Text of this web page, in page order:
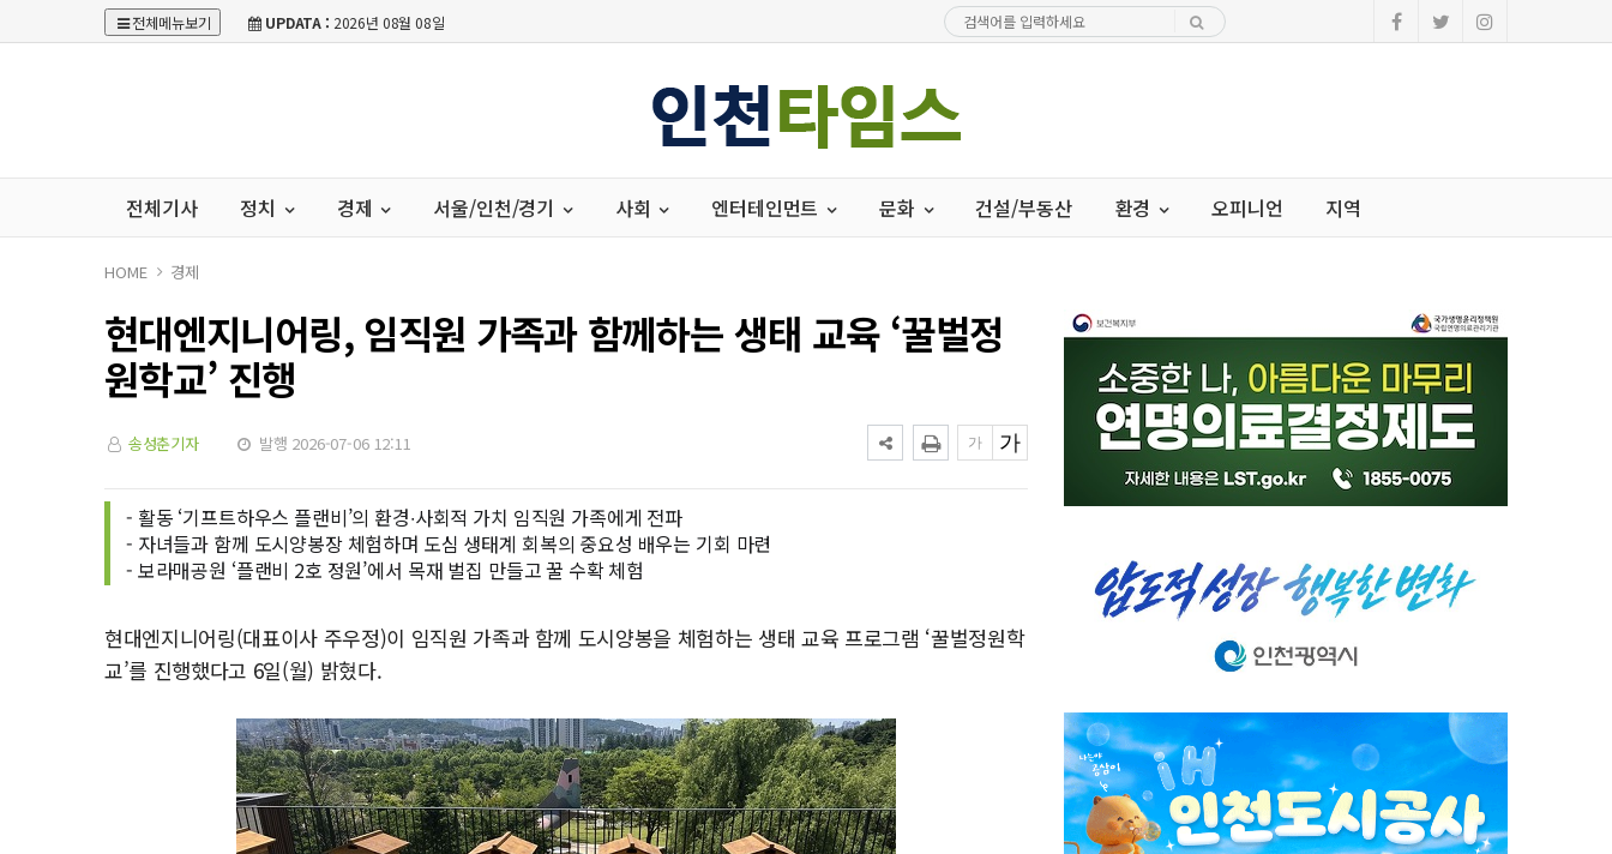
전체메뉴보기 UPDATA : 2026년 08월 08일
전체기사 정치 경제 서울/인천/경기 사회 엔터테인먼트 문화 건설/부동산 환경 오피니언 지역
HOME 경제
현대엔지니어링, 임직원 가족과 함께하는 생태 교육 ‘꿀벌정
원학교’ 진행
송성춘기자 발행 2026-07-06 12:11
- 활동 ‘기프트하우스 플랜비’의 환경∙사회적 가치 임직원 가족에게 전파
- 자녀들과 함께 도시양봉장 체험하며 도심 생태계 회복의 중요성 배우는 기회 마련
- 보라매공원 ‘플랜비 2호 정원’에서 목재 벌집 만들고 꿀 수확 체험
현대엔지니어링(대표이사 주우정)이 임직원 가족과 함께 도시양봉을 체험하는 생태 교육 프로그램 ‘꿀벌정원학
교’를 진행했다고 6일(월) 밝혔다.